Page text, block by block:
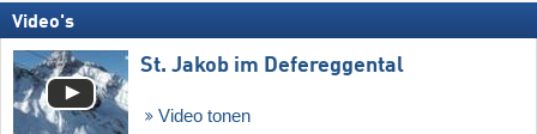
Video's
St. Jakob im Defereggental
Video tonen